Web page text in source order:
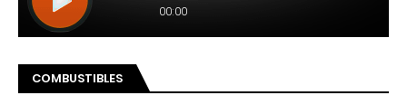
COMBUSTIBLES